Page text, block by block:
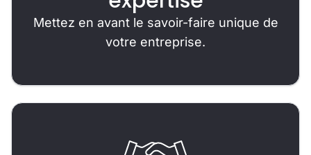
Mettez en avant le savoir-faire unique de
votre entreprise.